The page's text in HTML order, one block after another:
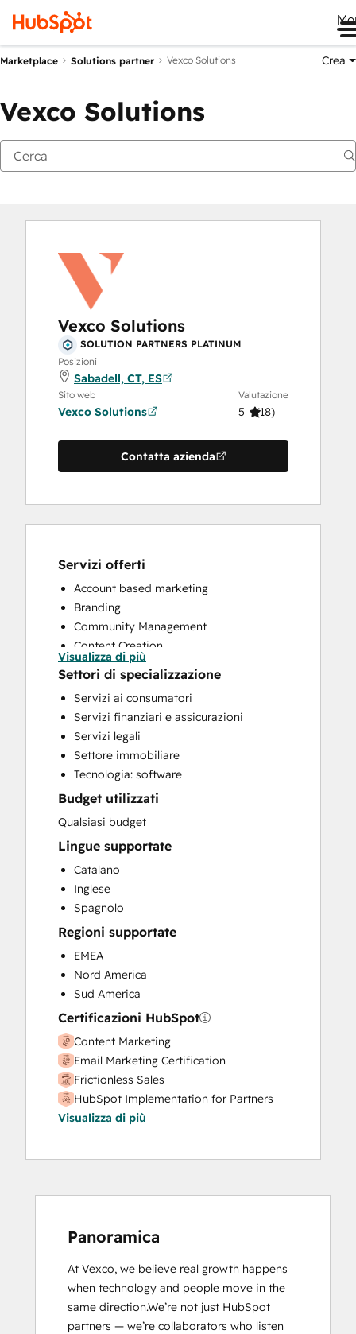
Marketplace Solutions partner Vexco Solutions Crea
Vexco Solutions
Vexco Solutions
SOLUTION PARTNERS PLATINUM
Posizioni
Sabadell, CT, ES
Sito web
Vexco Solutions
Valutazione
5 (18)
Contatta azienda
Servizi offerti
Account based marketing
Branding
Community Management
Content Creation
Conversational Marketing
CRM Implementation
CRM Migration
Custom API Integrations
Customer Marketing
Customer Success Training
Customer Support Training
Customer Survey and Analysis
Email Marketing
Help Desk Implementation
HubSpot Onboarding
Knowledge Base Development
Paid Advertising
Programmable Automation
Public Relations
Sales and Marketing Alignment
Sales Coaching and Training
Social Media
Visualizza di più
Settori di specializzazione
Servizi ai consumatori
Servizi finanziari e assicurazioni
Servizi legali
Settore immobiliare
Tecnologia: software
Budget utilizzati
Qualsiasi budget
Lingue supportate
Catalano
Inglese
Spagnolo
Regioni supportate
EMEA
Nord America
Sud America
Certificazioni HubSpot
Content Marketing
Email Marketing Certification
Frictionless Sales
HubSpot Implementation for Partners
HubSpot Solutions Partner
Sales Enablement
Service Hub Software
Course
Visualizza di più
Panoramica
At Vexco, we believe real growth happens
when technology and people move in the
same direction.We’re not just HubSpot
partners — we’re collaborators who listen